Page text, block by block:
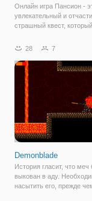
Онлайн игра Пансион -
увлекательный и отчасти
страшный квест,
оказываетесь в
страшно. Ваша задача -
отсюда, ведь
28 7
Demonblade
История гласит, что меч
выкован в аду.
насытить его, прежде